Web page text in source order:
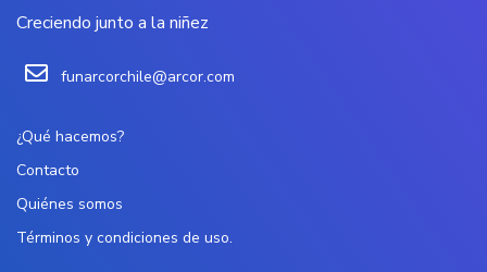
Creciendo junto a la niñez
funarcorchile@arcor.com
¿Qué hacemos?
Contacto
Quiénes somos
Términos y condiciones de uso.